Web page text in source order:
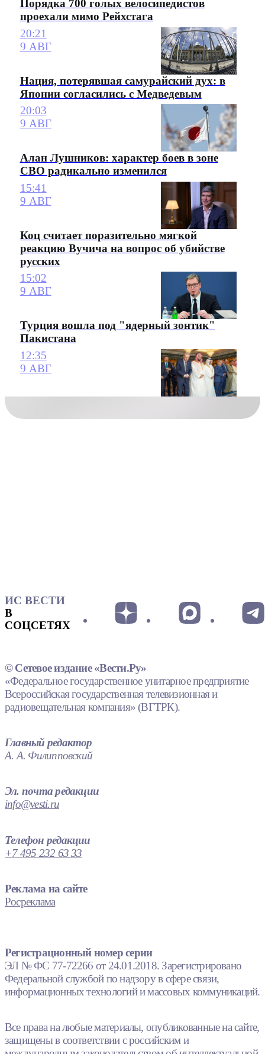
Порядка 700 голых велосипедистов
проехали мимо Рейхстага
20:21
9 АВГ
Нация, потерявшая самурайский дух: в
Японии согласились с Медведевым
20:03
9 АВГ
Алан Лушников: характер боев в зоне
СВО радикально изменился
15:41
9 АВГ
Коц считает поразительно мягкой
реакцию Вучича на вопрос об убийстве
русских
15:02
9 АВГ
Турция вошла под "ядерный зонтик"
Пакистана
12:35
9 АВГ
ИС ВЕСТИ
В
СОЦСЕТЯХ
© Сетевое издание «Вести.Ру»
«Федеральное государственное унитарное предприятие
Всероссийская государственная телевизионная и
радиовещательная компания» (ВГТРК).
Главный редактор
А. А. Филипповский
Эл. почта редакции
info@vesti.ru
Телефон редакции
+7 495 232 63 33
Реклама на сайте
Росреклама
Регистрационный номер серии
ЭЛ № ФС 77-72266 от 24.01.2018. Зарегистрировано
Федеральной службой по надзору в сфере связи,
информационных технологий и массовых коммуникаций.
Все права на любые материалы, опубликованные на сайте,
защищены в соответствии с российским и